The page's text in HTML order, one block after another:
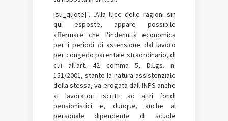
[su_quote]”…Alla luce delle ragioni sin
qui esposte, appare possibile
affermare che l’indennità economica
per i periodi di astensione dal lavoro
per congedo parentale straordinario, di
cui all’art. 42 comma 5, D.Lgs. n.
151/2001, stante la natura assistenziale
della stessa, va erogata dall’INPS anche
ai lavoratori iscritti ad altri fondi
pensionistici e, dunque, anche al
personale dipendente di scuole